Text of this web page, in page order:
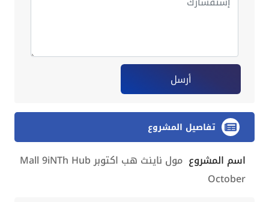
أرسل
تفاصيل المشروع
اسم المشروع
مول ناينث هب اكتوبر Mall 9iNTh Hub
October